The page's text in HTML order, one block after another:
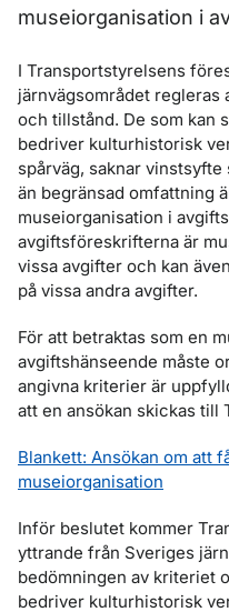
museiorganisation i
I Transportstyrelsens
järnvägsområdet
och tillstånd. De som kan
bedriver kulturhistorisk
spårväg, saknar
än begränsad omfattning
museiorganisation i
avgiftsföreskrifterna är
vissa avgifter och kan
på vissa andra avgifter.
För att betraktas som en
avgiftshänseende måste
angivna kriterier är
att en ansökan skickas till
Blankett: Ansökan om att
museiorganisation
Inför beslutet kommer
yttrande från Sveriges
bedömningen av kriteriet
bedriver kulturhistorisk